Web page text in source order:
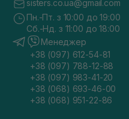
sisters.co.ua@gmail.com
Пн.-Пт. з 10:00 до 19:00
Сб.-Нд. з 11:00 до 18:00
Менеджер
+38 (097) 612-54-81
+38 (097) 788-12-88
+38 (097) 983-41-20
+38 (068) 693-46-00
+38 (068) 951-22-86